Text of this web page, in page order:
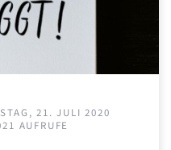
21. JULI 2020
AUFRUFE